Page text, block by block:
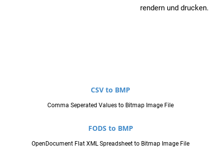
rendern und drucken.
CSV to BMP
Comma Seperated Values to Bitmap Image File
FODS to BMP
OpenDocument Flat XML Spreadsheet to Bitmap Image File